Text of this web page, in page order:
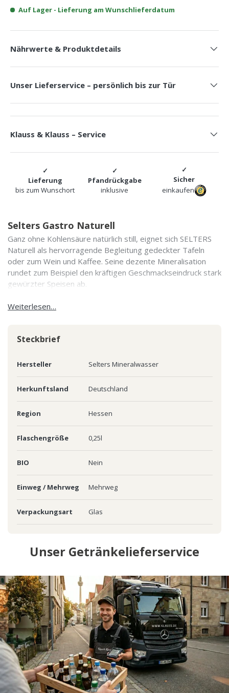
Auf Lager - Lieferung am Wunschlieferdatum
Nährwerte & Produktdetails
Unser Lieferservice – persönlich bis zur Tür
Klauss & Klauss – Service
Lieferung
bis zum Wunschort
Pfandrückgabe
inklusive
Sicher
einkaufen
Selters Gastro Naturell
Ganz ohne Kohlensäure natürlich still, eignet sich SELTERS
Naturell als hervorragende Begleitung gedeckter Tafeln
oder zum Wein und Kaffee. Seine dezente Mineralisation
rundet zum Beispiel den kräftigen Geschmackseindruck stark
gewürzter Speisen ab.
Weiterlesen…
Steckbrief
Hersteller Selters Mineralwasser
Herkunftsland Deutschland
Region Hessen
Flaschengröße 0,25l
BIO Nein
Einweg / Mehrweg Mehrweg
Verpackungsart Glas
Unser Getränkelieferservice